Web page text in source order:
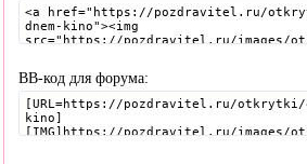
BB-код для форума: